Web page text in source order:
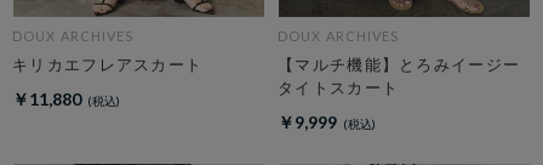
DOUX ARCHIVES
キリカエフレアスカート
￥11,880
DOUX ARCHIVES
【マルチ機能】とろみイージー
タイトスカート
￥9,999